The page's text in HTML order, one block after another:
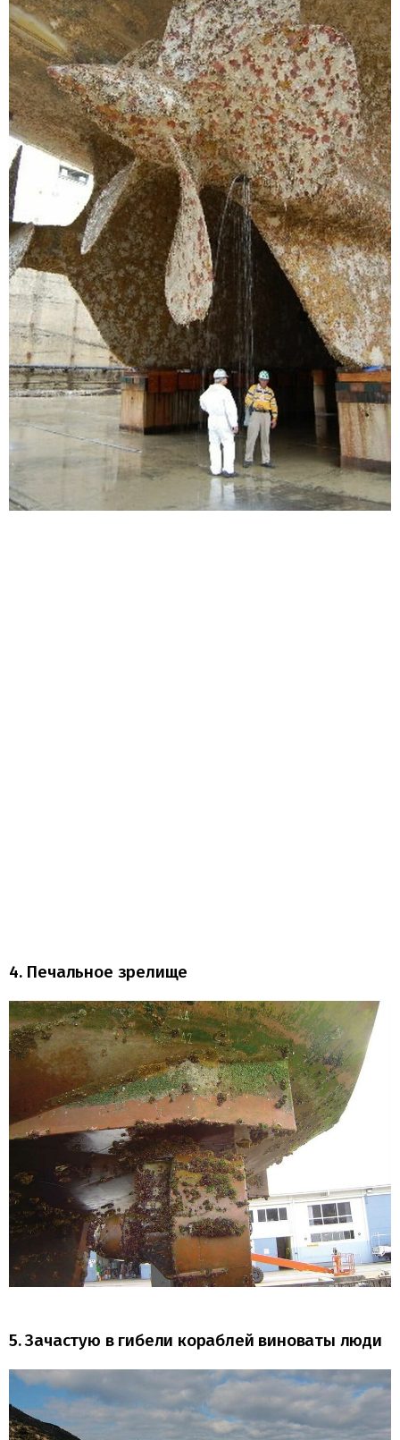
4. Печальное зрелище
5. Зачастую в гибели кораблей виноваты люди